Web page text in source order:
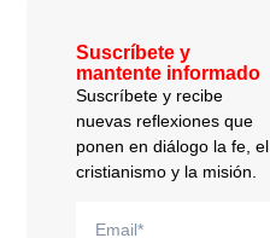
Suscríbete y
mantente informado
Suscríbete y recibe
nuevas reflexiones que
ponen en diálogo la fe, el
cristianismo y la misión.